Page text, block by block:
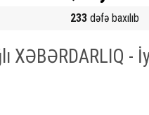
233 dəfə baxılıb